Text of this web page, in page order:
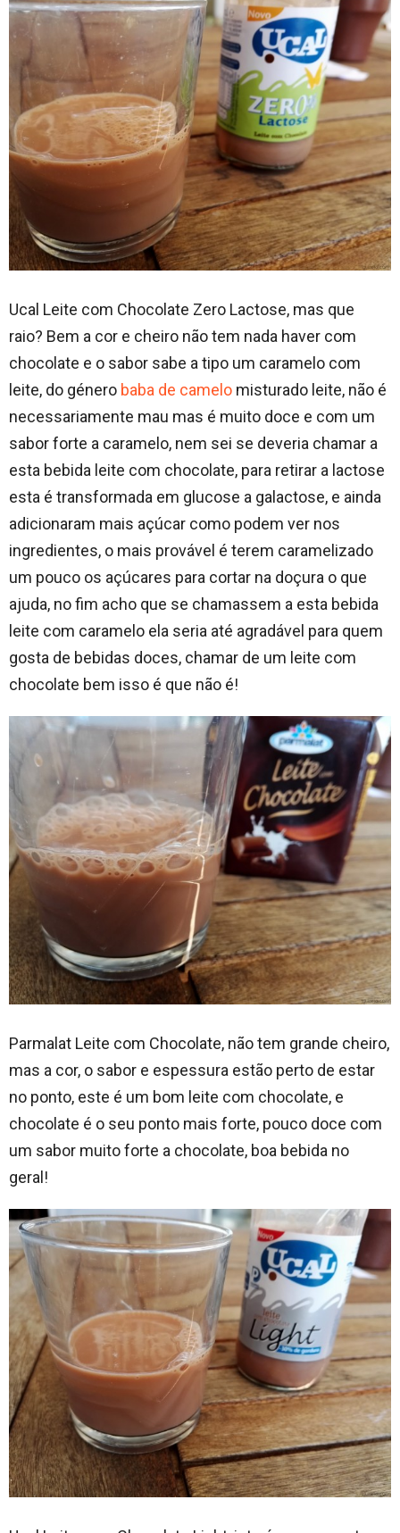
Ucal Leite com Chocolate Zero Lactose, mas que
raio? Bem a cor e cheiro não tem nada haver com
chocolate e o sabor sabe a tipo um caramelo com
leite, do género baba de camelo misturado leite, não é
necessariamente mau mas é muito doce e com um
sabor forte a caramelo, nem sei se deveria chamar a
esta bebida leite com chocolate, para retirar a lactose
esta é transformada em glucose a galactose, e ainda
adicionaram mais açúcar como podem ver nos
ingredientes, o mais provável é terem caramelizado
um pouco os açúcares para cortar na doçura o que
ajuda, no fim acho que se chamassem a esta bebida
leite com caramelo ela seria até agradável para quem
gosta de bebidas doces, chamar de um leite com
chocolate bem isso é que não é!
Parmalat Leite com Chocolate, não tem grande cheiro,
mas a cor, o sabor e espessura estão perto de estar
no ponto, este é um bom leite com chocolate, e
chocolate é o seu ponto mais forte, pouco doce com
um sabor muito forte a chocolate, boa bebida no
geral!